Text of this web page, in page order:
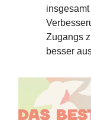
Zugangs
besser